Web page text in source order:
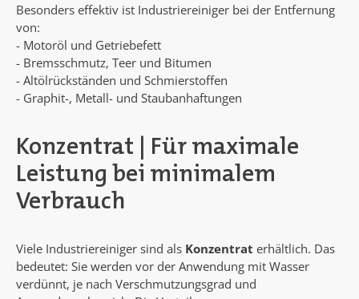
Besonders effektiv ist Industriereiniger bei der Entfernung
von:
- Motoröl und Getriebefett
- Bremsschmutz, Teer und Bitumen
- Altölrückständen und Schmierstoffen
- Graphit-, Metall- und Staubanhaftungen
Konzentrat | Für maximale
Leistung bei minimalem
Verbrauch
Viele Industriereiniger sind als Konzentrat erhältlich. Das
bedeutet: Sie werden vor der Anwendung mit Wasser
verdünnt, je nach Verschmutzungsgrad und